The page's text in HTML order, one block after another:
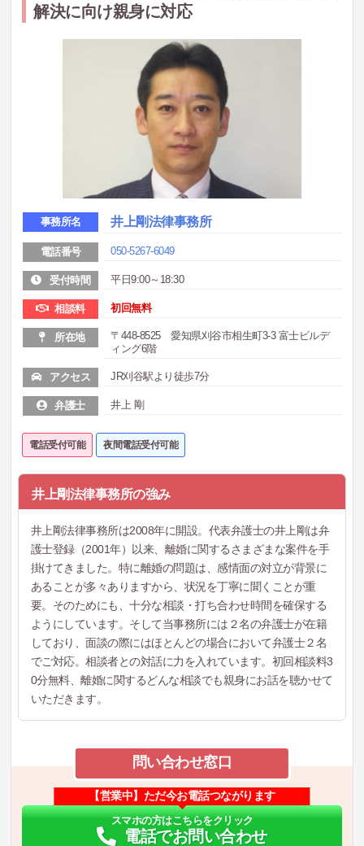
解決に向け親身に対応
事務所名 井上剛法律事務所
電話番号 050-5267-6049
受付時間 平日9:00～18:30
相談料 初回無料
所在地
〒448-8525 愛知県刈谷市相生町3-3 富士ビルデ
ィング6階
アクセス JR刈谷駅より徒歩7分
弁護士 井上 剛
電話受付可能 夜間電話受付可能
井上剛法律事務所の強み
井上剛法律事務所は2008年に開設。代表弁護士の井上剛は弁
護士登録（2001年）以来、離婚に関するさまざまな案件を手
掛けてきました。特に離婚の問題は、感情面の対立が背景に
あることが多々ありますから、状況を丁寧に聞くことが重
要。そのためにも、十分な相談・打ち合わせ時間を確保する
ようにしています。そして当事務所には２名の弁護士が在籍
しており、面談の際にはほとんどの場合において弁護士２名
でご対応。相談者との対話に力を入れています。初回相談料3
0分無料、離婚に関するどんな相談でも親身にお話を聴かせて
いただきます。
問い合わせ窓口
【営業中】ただ今お電話つながります
スマホの方はこちらをクリック
電話でお問い合わせ